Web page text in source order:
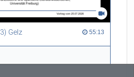
Gelz 55:13